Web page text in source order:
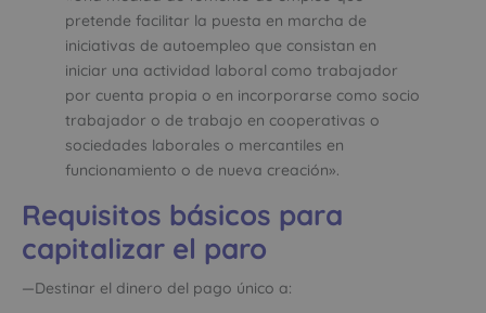
pretende facilitar la puesta en marcha de
iniciativas de autoempleo que consistan en
iniciar una actividad laboral como trabajador
por cuenta propia o en incorporarse como socio
trabajador o de trabajo en cooperativas o
sociedades laborales o mercantiles en
funcionamiento o de nueva creación».
Requisitos básicos para
capitalizar el paro
—Destinar el dinero del pago único a: